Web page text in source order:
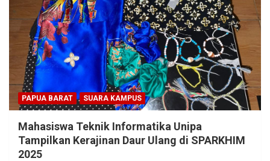
PAPUA BARAT SUARA KAMPUS
Mahasiswa Teknik Informatika Unipa
Tampilkan Kerajinan Daur Ulang di SPARKHIM
2025